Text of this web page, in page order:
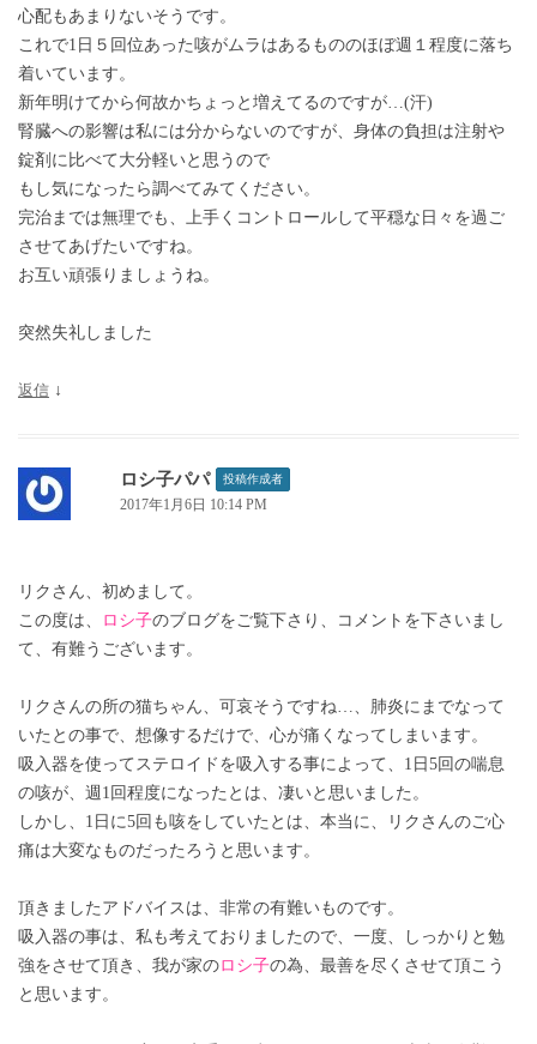
心配もあまりないそうです。
これで1日５回位あった咳がムラはあるもののほぼ週１程度に落ち
着いています。
新年明けてから何故かちょっと増えてるのですが…(汗)
腎臓への影響は私には分からないのですが、身体の負担は注射や
錠剤に比べて大分軽いと思うので
もし気になったら調べてみてください。
完治までは無理でも、上手くコントロールして平穏な日々を過ご
させてあげたいですね。
お互い頑張りましょうね。
突然失礼しました
返信 ↓
ロシ子パパ 投稿作成者
2017年1月6日 10:14 PM
リクさん、初めまして。
この度は、
ロシ子のブログをご覧下さり、コメントを下さいまし
て、有難うございます。
リクさんの所の猫ちゃん、可哀そうですね…、肺炎にまでなって
いたとの事で、想像するだけで、心が痛くなってしまいます。
吸入器を使ってステロイドを吸入する事によって、1日5回の喘息
の咳が、週1回程度になったとは、凄いと思いました。
しかし、1日に5回も咳をしていたとは、本当に、リクさんのご心
痛は大変なものだったろうと思います。
頂きましたアドバイスは、非常の有難いものです。
吸入器の事は、私も考えておりましたので、一度、しっかりと勉
強をさせて頂き、我が家のロシ子の為、最善を尽くさせて頂こう
と思います。